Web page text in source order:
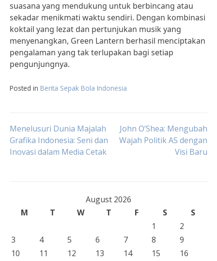
suasana yang mendukung untuk berbincang atau
sekadar menikmati waktu sendiri. Dengan kombinasi
koktail yang lezat dan pertunjukan musik yang
menyenangkan, Green Lantern berhasil menciptakan
pengalaman yang tak terlupakan bagi setiap
pengunjungnya.
Posted in Berita Sepak Bola Indonesia
Post
navigation
Menelusuri Dunia Majalah
Grafika Indonesia: Seni dan
Inovasi dalam Media Cetak
John O’Shea: Mengubah
Wajah Politik AS dengan
Visi Baru
August 2026
M
T W T F S
S
1
2
3
4 5 6 7 8
9
10
11 12 13 14 15
16